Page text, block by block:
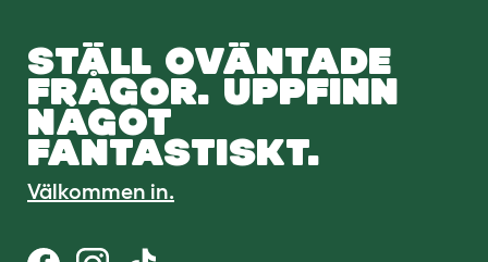
STÄLL OVÄNTADE
FRÅGOR. UPPFINN
NÅGOT
FANTASTISKT.
Välkommen in.